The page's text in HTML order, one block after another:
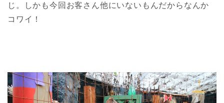
じ。しかも今回お客さん他にいないもんだからなんか
コワイ！